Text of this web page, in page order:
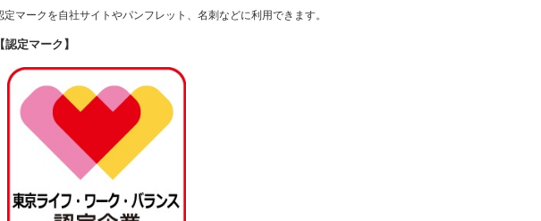
定マークを自社サイトやパンフレット、名刺などに利用できます。
【認定マーク】